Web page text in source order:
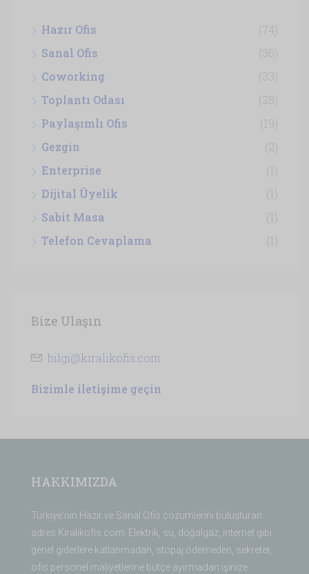
Hazır Ofis
(74)
Sanal Ofis
(36)
Coworking
(33)
Toplantı Odası
(28)
Paylaşımlı Ofis
(19)
Gezgin
(2)
Enterprise
(1)
Dijital Üyelik
(1)
Sabit Masa
(1)
Telefon Cevaplama
(1)
Bize Ulaşın
bilgi@kiralikofis.com
Bizimle iletişime geçin
HAKKIMIZDA
Türkiye'nin Hazır ve Sanal Ofis çözümlerini buluşturan
adres Kiralikofis.com. Elektrik, su, doğalgaz, internet gibi
genel giderlere katlanmadan, stopaj ödemeden, sekreter,
ofis personel maliyetlerine bütçe ayırmadan işinize